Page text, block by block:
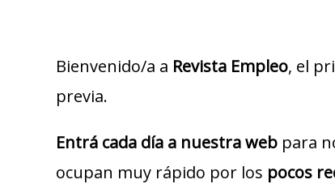
Bienvenido/a a Revista Empleo, el
previa.
Entrá cada día a nuestra web para
ocupan muy rápido por los pocos